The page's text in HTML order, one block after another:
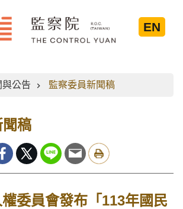
EN
與公告 監察委員新聞稿
稿
權委員會發布「113年國民